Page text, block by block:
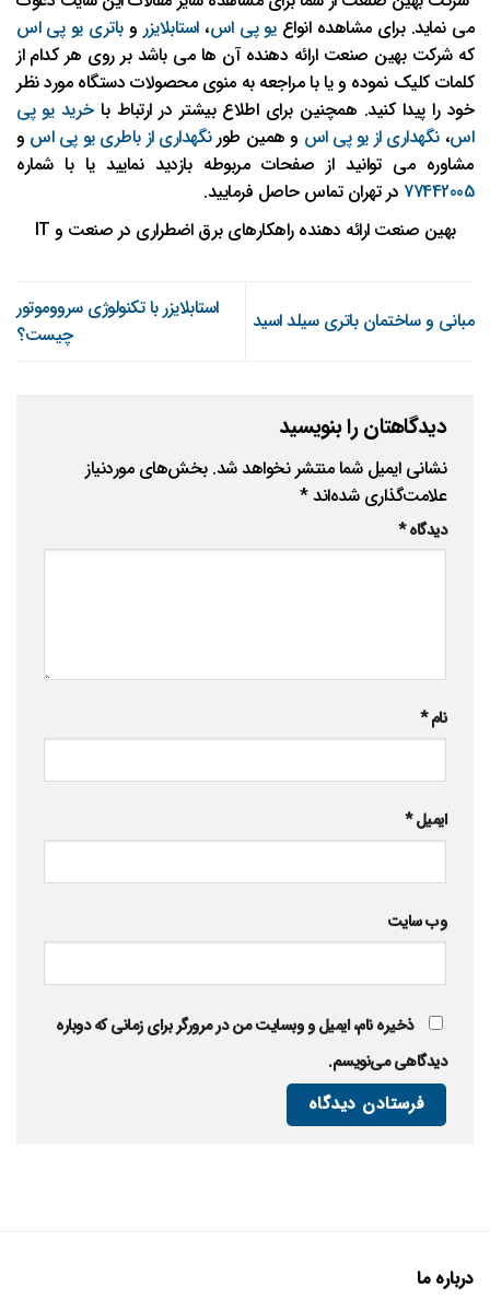
می نماید. برای مشاهده انواعیو پی اس،استابلایزر وباتری یو پی اس
که شرکت بهین صنعت ارائه دهنده آن ها می باشد بر روی هر کدام از
کلمات کلیک نموده و یا با مراجعه به منوی محصولات دستگاه مورد نظر
خود را پیدا کنید. همچنین برای اطلاع بیشتر در ارتباط باخرید یو پی
اس،نگهداری از یو پی اس و همین طورنگهداری از باطری یو پی اس و
مشاوره می توانید از صفحات مربوطه بازدید نمایید یا با شماره
77442005 در تهران تماس حاصل فرمایید.
بهین صنعت ارائه دهنده راهکارهای برق اضطراری در صنعت و IT
مبانی و ساختمان باتری سیلد اسید
استابلایزر با تکنولوژی سرووموتور
چیست؟
دیدگاهتان را بنویسید
نشانی ایمیل شما منتشر نخواهد شد. بخش‌های موردنیاز
علامت‌گذاری شده‌اند*
دیدگاه*
نام*
ایمیل*
وب‌ سایت
ذخیره نام، ایمیل و وبسایت من در مرورگر برای زمانی که دوباره
دیدگاهی می‌نویسم.
درباره ما